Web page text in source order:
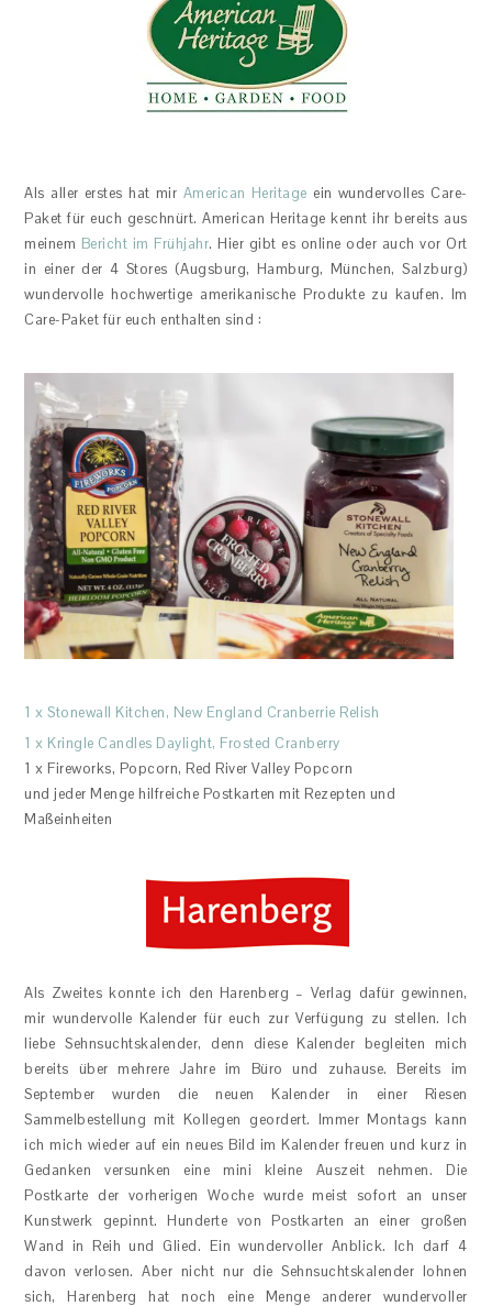
Als aller erstes hat mir American Heritage ein wundervolles Care-
Paket für euch geschnürt. American Heritage kennt ihr bereits aus
meinem Bericht im Frühjahr. Hier gibt es online oder auch vor Ort
in einer der 4 Stores (Augsburg, Hamburg, München, Salzburg)
wundervolle hochwertige amerikanische Produkte zu kaufen. Im
Care-Paket für euch enthalten sind :
1 x Stonewall Kitchen, New England Cranberrie Relish
1 x Kringle Candles Daylight, Frosted Cranberry
1 x Fireworks, Popcorn, Red River Valley Popcorn
und jeder Menge hilfreiche Postkarten mit Rezepten und
Maßeinheiten
Als Zweites konnte ich den Harenberg – Verlag dafür gewinnen,
mir wundervolle Kalender für euch zur Verfügung zu stellen. Ich
liebe Sehnsuchtskalender, denn diese Kalender begleiten mich
bereits über mehrere Jahre im Büro und zuhause. Bereits im
September wurden die neuen Kalender in einer Riesen
Sammelbestellung mit Kollegen geordert. Immer Montags kann
ich mich wieder auf ein neues Bild im Kalender freuen und kurz in
Gedanken versunken eine mini kleine Auszeit nehmen. Die
Postkarte der vorherigen Woche wurde meist sofort an unser
Kunstwerk gepinnt. Hunderte von Postkarten an einer großen
Wand in Reih und Glied. Ein wundervoller Anblick. Ich darf 4
davon verlosen. Aber nicht nur die Sehnsuchtskalender lohnen
sich, Harenberg hat noch eine Menge anderer wundervoller